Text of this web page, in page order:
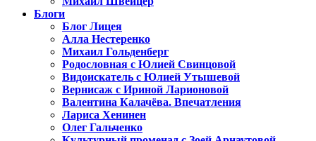
Блоги
Блог Лицея
Алла Нестеренко
Михаил Гольденберг
Родословная с Юлией Свинцовой
Видоискатель с Юлией Утышевой
Вернисаж с Ириной Ларионовой
Валентина Калачёва. Впечатления
Лариса Хенинен
Олег Гальченко